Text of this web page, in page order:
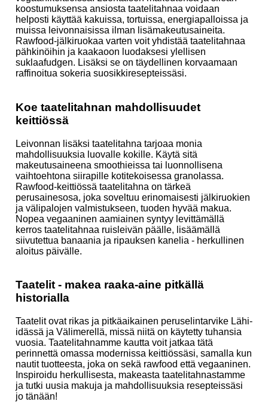
koostumuksensa ansiosta taatelitahnaa voidaan
helposti käyttää kakuissa, tortuissa, energiapalloissa ja
muissa leivonnaisissa ilman lisämakeutusaineita.
Rawfood-jälkiruokaa varten voit yhdistää taatelitahnaa
pähkinöihin ja kaakaoon luodaksesi ylellisen
suklaafudgen. Lisäksi se on täydellinen korvaamaan
raffinoitua sokeria suosikkiresepteissäsi.
Koe taatelitahnan mahdollisuudet
keittiössä
Leivonnan lisäksi taatelitahna tarjoaa monia
mahdollisuuksia luovalle kokille. Käytä sitä
makeutusaineena smoothieissa tai luonnollisena
vaihtoehtona siirapille kotitekoisessa granolassa.
Rawfood-keittiössä taatelitahna on tärkeä
perusainesosa, joka soveltuu erinomaisesti jälkiruokien
ja välipalojen valmistukseen, tuoden hyvää makua.
Nopea vegaaninen aamiainen syntyy levittämällä
kerros taatelitahnaa ruisleivän päälle, lisäämällä
siivutettua banaania ja ripauksen kanelia - herkullinen
aloitus päivälle.
Taatelit - makea raaka-aine pitkällä
historialla
Taatelit ovat rikas ja pitkäaikainen peruselintarvike Lähi-
idässä ja Välimerellä, missä niitä on käytetty tuhansia
vuosia. Taatelitahnamme kautta voit jatkaa tätä
perinnettä omassa modernissa keittiössäsi, samalla kun
nautit tuotteesta, joka on sekä rawfood että vegaaninen.
Inspiroidu herkullisesta, makeasta taatelitahnastamme
ja tutki uusia makuja ja mahdollisuuksia resepteissäsi
jo tänään!